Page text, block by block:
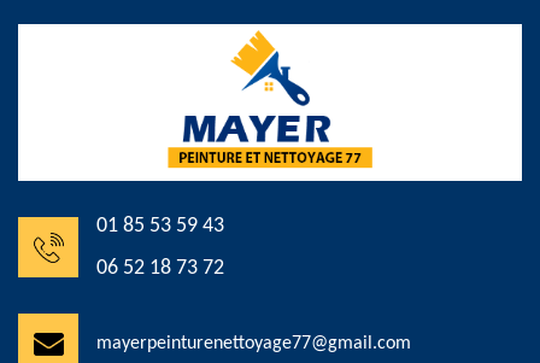
01 85 53 59 43
06 52 18 73 72
mayerpeinturenettoyage77@gmail.com